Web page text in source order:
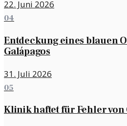
22. Juni 2026
04
Entdeckung eines blauen
Galápagos
31. Juli 2026
05
Klinik haftet für Fehler von